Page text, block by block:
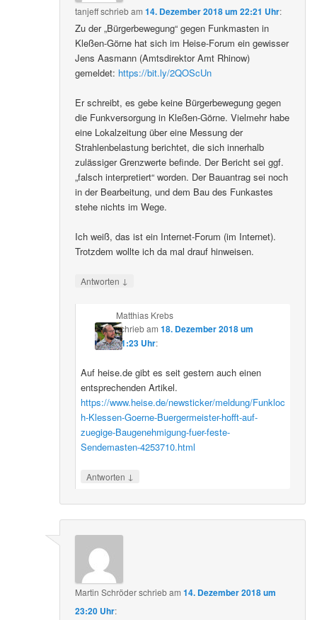
tanjeffschriebam14. Dezember 2018 um 22:21 Uhr:
Zu der „Bürgerbewegung“ gegen Funkmasten in
Kleßen-Görne hat sich im Heise-Forum ein gewisser
Jens Aasmann (Amtsdirektor Amt Rhinow)
gemeldet: https://bit.ly/2QOScUn
Er schreibt, es gebe keine Bürgerbewegung gegen
die Funkversorgung in Kleßen-Görne. Vielmehr habe
eine Lokalzeitung über eine Messung der
Strahlenbelastung berichtet, die sich innerhalb
zulässiger Grenzwerte befinde. Der Bericht sei ggf.
„falsch interpretiert“ worden. Der Bauantrag sei noch
in der Bearbeitung, und dem Bau des Funkastes
stehe nichts im Wege.
Ich weiß, das ist ein Internet-Forum (im Internet).
Trotzdem wollte ich da mal drauf hinweisen.
Antworten ↓
Matthias Krebs
schriebam 18. Dezember 2018 um
11:23 Uhr:
Auf heise.de gibt es seit gestern auch einen
entsprechenden Artikel.
https://www.heise.de/newsticker/meldung/Funkloc
h-Klessen-Goerne-Buergermeister-hofft-auf-
zuegige-Baugenehmigung-fuer-feste-
Sendemasten-4253710.html
Antworten ↓
Martin Schröderschriebam14. Dezember 2018 um
23:20 Uhr: